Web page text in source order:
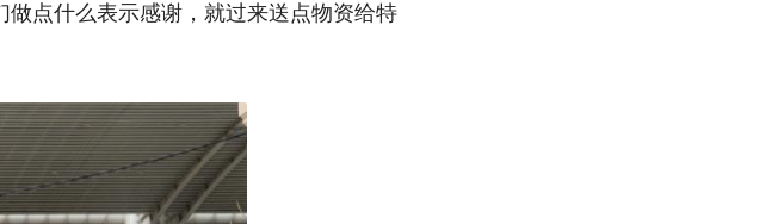
点什么表示感谢，就过来送点物资给特